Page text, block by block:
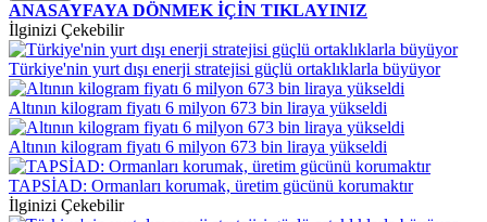
ANASAYFAYA DÖNMEK İÇİN TIKLAYINIZ
İlginizi Çekebilir
Türkiye'nin yurt dışı enerji stratejisi güçlü ortaklıklarla büyüyor
Altının kilogram fiyatı 6 milyon 673 bin liraya yükseldi
Altının kilogram fiyatı 6 milyon 673 bin liraya yükseldi
TAPSİAD: Ormanları korumak, üretim gücünü korumaktır
İlginizi Çekebilir